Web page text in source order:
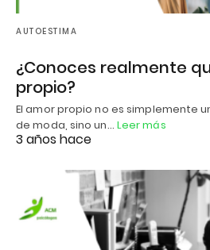
AUTOESTIMA
¿Conoces realmente
propio?
El amor propio no es simplemente
de moda, sino un… Leer más
3 años hace